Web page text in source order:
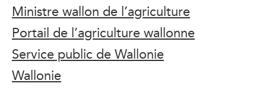
Ministre wallon de l’agriculture
Portail de l’agriculture wallonne
Service public de Wallonie
Wallonie